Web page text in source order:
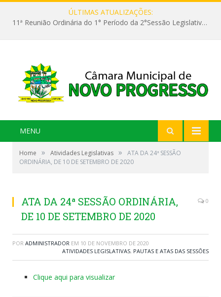
ÚLTIMAS ATUALIZAÇÕES:
11ª Reunião Ordinária do 1° Período da 2°Sessão Legislativa da 9ª Legislatura do Poder Legislativo
MENU
Home » Atividades Legislativas »
ATA DA 24ª SESSÃO
ORDINÁRIA, DE 10 DE SETEMBRO DE 2020
ATA DA 24ª SESSÃO ORDINÁRIA,
DE 10 DE SETEMBRO DE 2020
0
POR ADMINISTRADOR EM 10 DE NOVEMBRO DE 2020
ATIVIDADES LEGISLATIVAS, PAUTAS E ATAS DAS SESSÕES
Clique aqui para visualizar